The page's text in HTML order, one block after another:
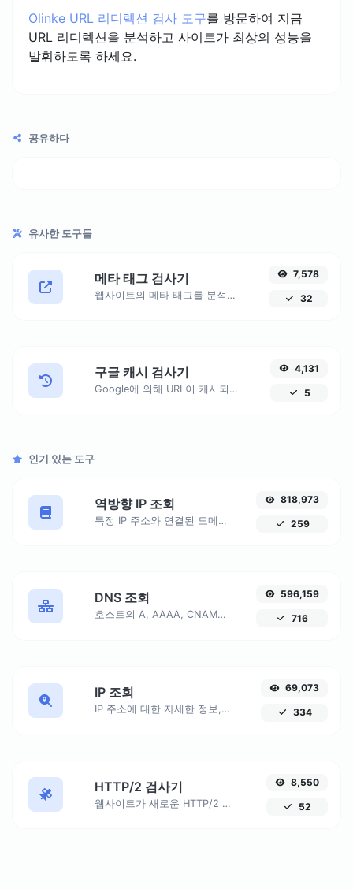
Olinke URL 리디렉션 검사 도구를 방문하여 지금
URL 리디렉션을 분석하고 사이트가 최상의 성능을
발휘하도록 하세요.
공유하다
유사한 도구들
메타 태그 검사기
웹사이트의 메타 태그를 분석하고 최적화하여 SEO 성능을 향상시키세요. 검색 엔진 순위와 사용자 참여를 개선하기 위해 사이트가 올바르게 구성되었는지 확인하세요.
7,578
32
구글 캐시 검사기
Google에 의해 URL이 캐시되었는지 확인하고 캐시 날짜를 가져옵니다. 사용하기 쉬운 도구로 사이트의 Google 색인 내 존재를 모니터링하세요.
4,131
5
인기 있는 도구
역방향 IP 조회
특정 IP 주소와 연결된 도메인 또는 호스트를 식별합니다. 주어진 IP에 연결된 호스트에 대한 자세한 정보를 얻습니다.
818,973
259
DNS 조회
호스트의 A, AAAA, CNAME, MX, NS, TXT, SOA DNS 레코드를 찾습니다.
596,159
716
IP 조회
IP 주소에 대한 자세한 정보, 지리적 위치, ISP 세부정보 등을 포함하여 확인하세요.
69,073
334
HTTP/2 검사기
웹사이트가 새로운 HTTP/2 프로토콜을 사용하고 있는지 확인하세요. HTTP/2의 모든 이점을 누리기 위해 HTTPS로의 마이그레이션이 왜 필수적인지 알아보세요.
8,550
52